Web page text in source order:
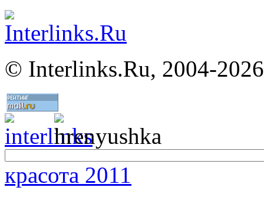
© Interlinks.Ru, 2004-2026
красота 2011